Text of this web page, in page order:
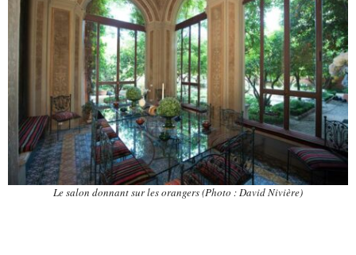
Le salon donnant sur les orangers(Photo : David Nivière)